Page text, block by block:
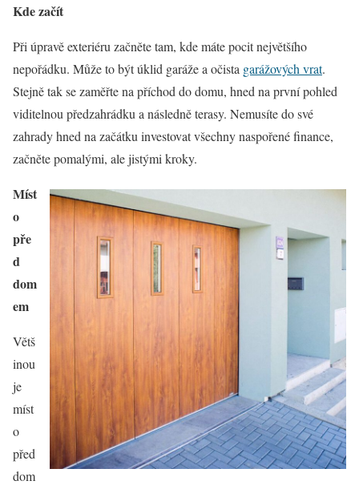
Kde začít
Při úpravě exteriéru začněte tam, kde máte pocit největšího
nepořádku. Může to být úklid garáže a očista garážových vrat.
Stejně tak se zaměřte na příchod do domu, hned na první pohled
viditelnou předzahrádku a následně terasy. Nemusíte do své
zahrady hned na začátku investovat všechny naspořené finance,
začněte pomalými, ale jistými kroky.
Míst
o
pře
d
dom
em
Větš
inou
je
míst
o
před
dom